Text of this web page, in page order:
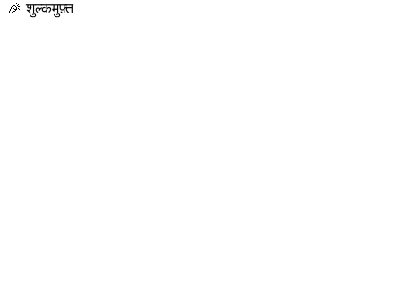
🎉 शुल्कमुफ़्त